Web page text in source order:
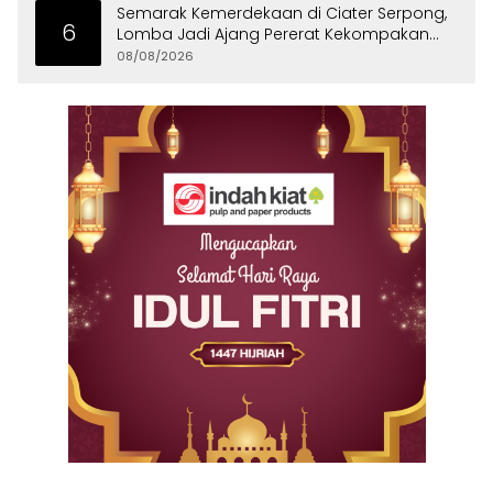
6
Semarak Kemerdekaan di Ciater Serpong,
Lomba Jadi Ajang Pererat Kekompakan
Warga
08/08/2026